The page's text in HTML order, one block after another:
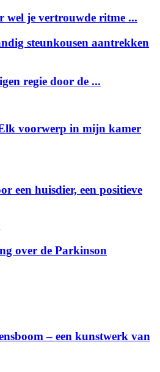
wel je vertrouwde ritme ...
steunkousen aantrekken
regie door de ...
voorwerp in mijn kamer
een huisdier, een positieve
over de Parkinson
– een kunstwerk van